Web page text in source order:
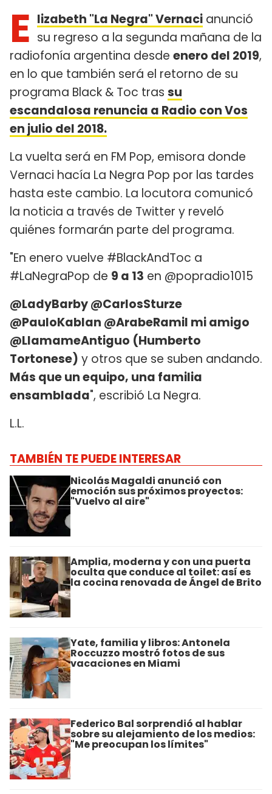
E lizabeth "La Negra" Vernaci anunció
su regreso a la segunda mañana de la
radiofonía argentina desde enero del 2019,
en lo que también será el retorno de su
programa Black & Toc tras su
escandalosa renuncia a Radio con Vos
en julio del 2018.
La vuelta será en FM Pop, emisora donde
Vernaci hacía La Negra Pop por las tardes
hasta este cambio. La locutora comunicó
la noticia a través de Twitter y reveló
quiénes formarán parte del programa.
"En enero vuelve #BlackAndToc a
#LaNegraPop de 9 a 13 en @popradio1015
@LadyBarby @CarlosSturze
@PauloKablan @ArabeRamil mi amigo
@LlamameAntiguo (Humberto
Tortonese) y otros que se suben andando.
Más que un equipo, una familia
ensamblada", escribió La Negra.
L.L.
TAMBIÉN TE PUEDE INTERESAR
Nicolás Magaldi anunció con
emoción sus próximos proyectos:
"Vuelvo al aire"
Amplia, moderna y con una puerta
oculta que conduce al toilet: así es
la cocina renovada de Ángel de Brito
Yate, familia y libros: Antonela
Roccuzzo mostró fotos de sus
vacaciones en Miami
Federico Bal sorprendió al hablar
sobre su alejamiento de los medios:
"Me preocupan los límites"